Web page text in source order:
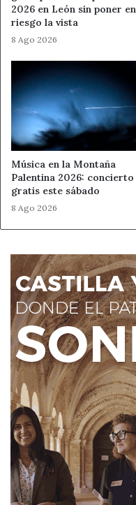
2026 en León sin poner en
riesgo la vista
8 Ago 2026
Música en la Montaña
Palentina 2026: concierto
gratis este sábado
8 Ago 2026